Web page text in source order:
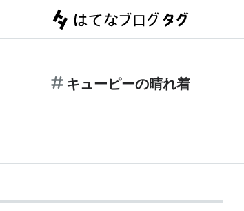
キューピーの晴れ着